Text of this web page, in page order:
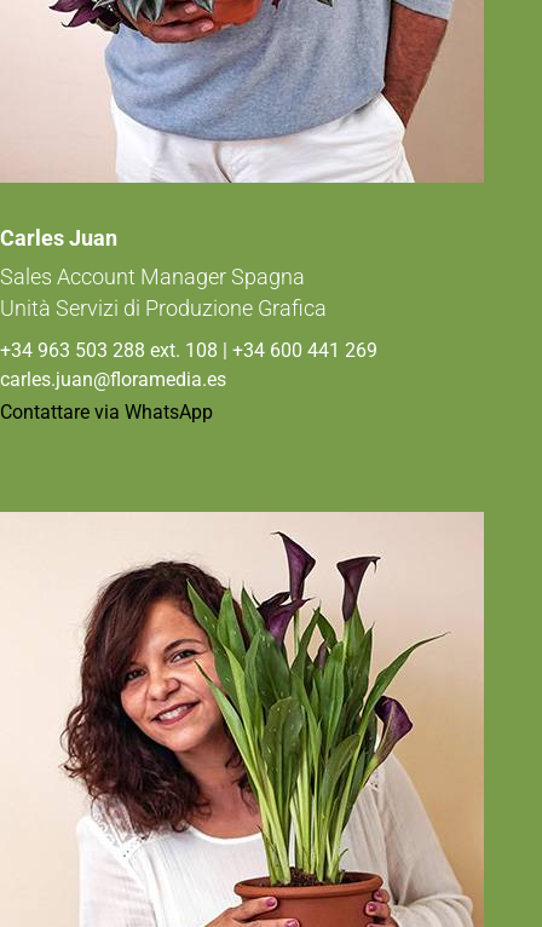
Carles Juan
Sales Account Manager Spagna
Unità Servizi di Produzione Grafica
+34 963 503 288 ext. 108 | +34 600 441 269
carles.juan@floramedia.es
Contattare via WhatsApp